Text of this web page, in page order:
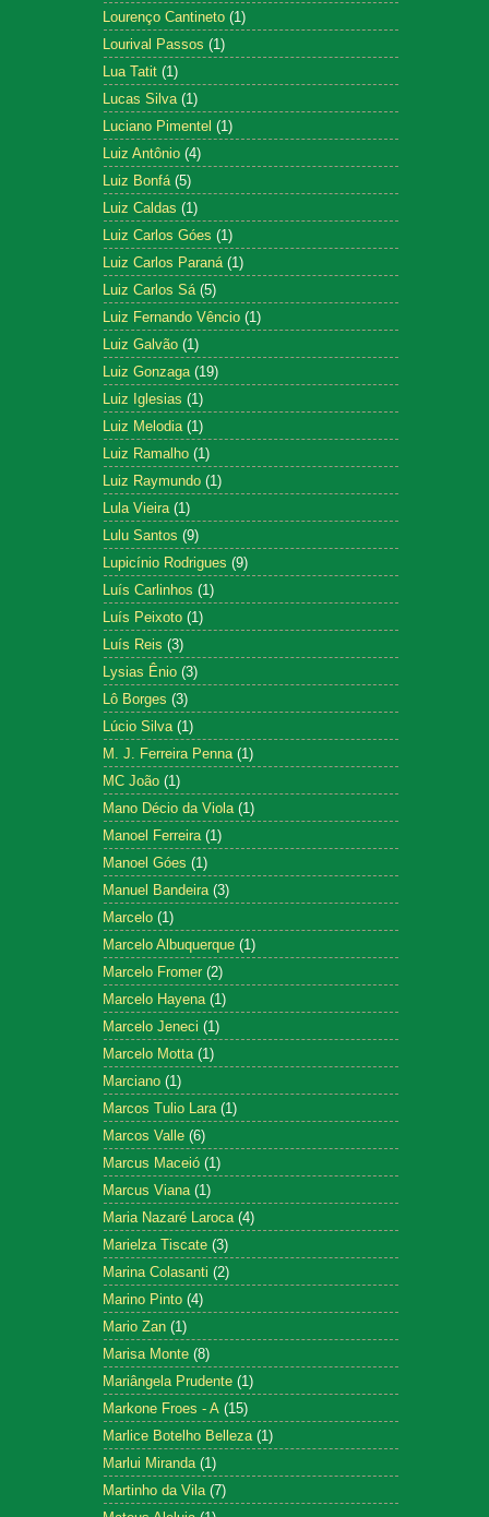
Lourenço Cantineto (1)
Lourival Passos (1)
Lua Tatit (1)
Lucas Silva (1)
Luciano Pimentel (1)
Luiz Antônio (4)
Luiz Bonfá (5)
Luiz Caldas (1)
Luiz Carlos Góes (1)
Luiz Carlos Paraná (1)
Luiz Carlos Sá (5)
Luiz Fernando Vêncio (1)
Luiz Galvão (1)
Luiz Gonzaga (19)
Luiz Iglesias (1)
Luiz Melodia (1)
Luiz Ramalho (1)
Luiz Raymundo (1)
Lula Vieira (1)
Lulu Santos (9)
Lupicínio Rodrigues (9)
Luís Carlinhos (1)
Luís Peixoto (1)
Luís Reis (3)
Lysias Ênio (3)
Lô Borges (3)
Lúcio Silva (1)
M. J. Ferreira Penna (1)
MC João (1)
Mano Décio da Viola (1)
Manoel Ferreira (1)
Manoel Góes (1)
Manuel Bandeira (3)
Marcelo (1)
Marcelo Albuquerque (1)
Marcelo Fromer (2)
Marcelo Hayena (1)
Marcelo Jeneci (1)
Marcelo Motta (1)
Marciano (1)
Marcos Tulio Lara (1)
Marcos Valle (6)
Marcus Maceió (1)
Marcus Viana (1)
Maria Nazaré Laroca (4)
Marielza Tiscate (3)
Marina Colasanti (2)
Marino Pinto (4)
Mario Zan (1)
Marisa Monte (8)
Mariângela Prudente (1)
Markone Froes - A (15)
Marlice Botelho Belleza (1)
Marlui Miranda (1)
Martinho da Vila (7)